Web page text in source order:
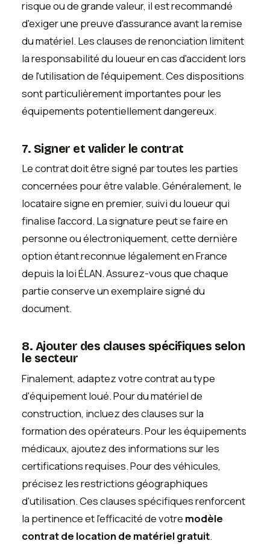
risque ou de grande valeur, il est recommandé
d'exiger une preuve d'assurance avant la remise
du matériel. Les clauses de renonciation limitent
la responsabilité du loueur en cas d'accident lors
de l'utilisation de l'équipement. Ces dispositions
sont particulièrement importantes pour les
équipements potentiellement dangereux.
7. Signer et valider le contrat
Le contrat doit être signé par toutes les parties
concernées pour être valable. Généralement, le
locataire signe en premier, suivi du loueur qui
finalise l'accord. La signature peut se faire en
personne ou électroniquement, cette dernière
option étant reconnue légalement en France
depuis la loi ÉLAN. Assurez-vous que chaque
partie conserve un exemplaire signé du
document.
8. Ajouter des clauses spécifiques selon
le secteur
Finalement, adaptez votre contrat au type
d'équipement loué. Pour du matériel de
construction, incluez des clauses sur la
formation des opérateurs. Pour les équipements
médicaux, ajoutez des informations sur les
certifications requises. Pour des véhicules,
précisez les restrictions géographiques
d'utilisation. Ces clauses spécifiques renforcent
la pertinence et l'efficacité de votre modèle
contrat de location de matériel gratuit.